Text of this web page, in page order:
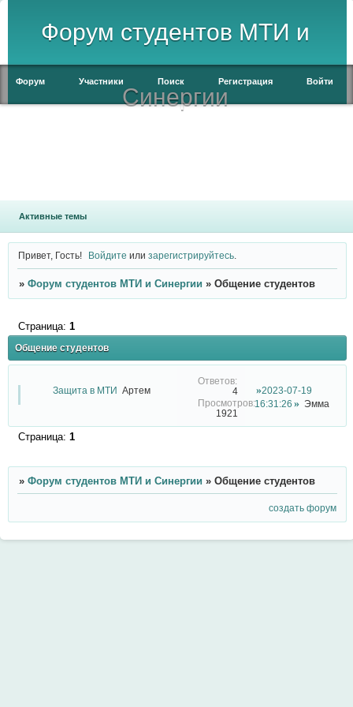
Форум студентов МТИ и
Синергии
Форум Участники Поиск Регистрация Войти
Активные темы
Привет, Гость! Войдите илизарегистрируйтесь
» Форум студентов МТИ и Синергии » Общение студентов
Общение студентов
Страница: 1
Защита в МТИ Артем 4
1921
2023-07-19
16:31:26
Эмма
Страница: 1
» Форум студентов МТИ и Синергии » Общение студентов
создать форум